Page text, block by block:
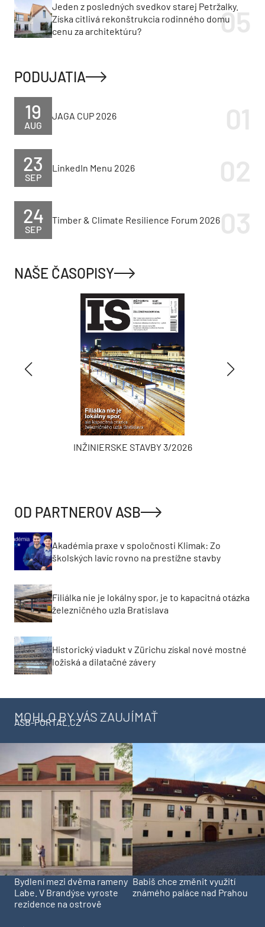
Jeden z posledných svedkov starej Petržalky.
Získa citlivá rekonštrukcia rodinného domu
cenu za architektúru?
PODUJATIA
AUG
19 JAGA CUP 2026
SEP
23 LinkedIn Menu 2026
SEP
24 Timber & Climate Resilience Forum 2026
NAŠE ČASOPISY
INŽINIERSKE STAVBY 3/2026
OD PARTNEROV ASB
Akadémia praxe v spoločnosti Klimak: Zo
školských lavíc rovno na prestížne stavby
Filiálka nie je lokálny spor, je to kapacitná otázka
železničného uzla Bratislava
Historický viadukt v Zürichu získal nové mostné
ložiská a dilatačné závery
MOHLO BY VÁS ZAUJÍMAŤ
ASB-PORTAL.CZ
Bydlení mezi dvěma rameny
Labe. V Brandýse vyroste
rezidence na ostrově
Babiš chce změnit využití
známého paláce nad Prahou